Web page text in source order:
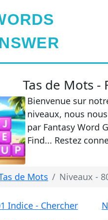
Tas de Mots -
Bienvenue sur
niveaux, nous
par Fantasy Word
Find... Restez
de Mots Niveaux -
Indice - Chercher